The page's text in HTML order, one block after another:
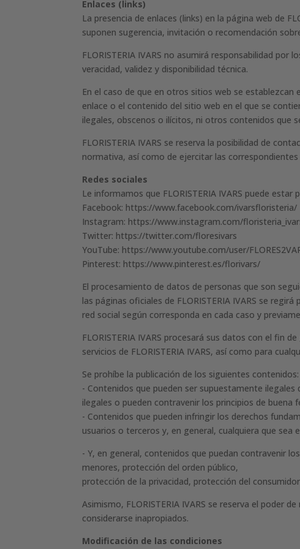
Enlaces (links)
La presencia de enlaces (links) en la página web de
suponen sugerencia, invitación o recomendación
FLORISTERIA IVARS no asumirá responsabilidad
veracidad, validez y disponibilidad técnica.
En el caso de que en otros sitios web se establezcan
enlace o el contenido del sitio web en el que se
ilegales, obscenos o ilícitos, ni otros contenidos que
FLORISTERIA IVARS se reserva la posibilidad de
normativa, así como de ejercitar las
Redes sociales
Le informamos que FLORISTERIA IVARS puede estar
Facebook: https://www.facebook.com/ivarsfloristeria/
Instagram: https://www.instagram.com/
Twitter: https://twitter.com/floresivars
YouTube: https://www.youtube.com/user/
Pinterest: https://www.pinterest.es/florivars/
El procesamiento de datos de personas que son
las páginas oficiales de FLORISTERIA IVARS se
red social según corresponda en cada caso y
FLORISTERIA IVARS procesará sus datos con el fin
servicios de FLORISTERIA IVARS, así como para
Se prohíbe la publicación de los siguientes contenidos:
- Contenidos que pueden ser supuestamente
ilegales o pueden contravenir los principios de buena
- Contenidos que pueden infringir los derechos
usuarios o terceros y, en general, cualquiera que sea
- Y, en general, contenidos que puedan contravenir
menores, protección del orden público,
protección de la privacidad, protección del
Asimismo, FLORISTERIA IVARS se reserva el poder
considerarse inapropiados.
Modificación de las condiciones